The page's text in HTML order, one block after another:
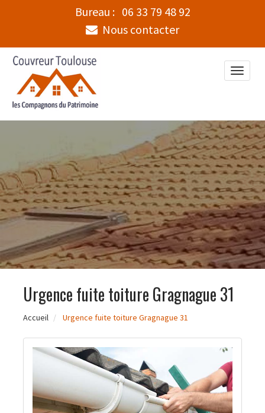
Bureau : 06 33 79 48 92
Nous contacter
Toggle
Urgence fuite toiture Gragnague 31
Accueil Urgence fuite toiture Gragnague 31